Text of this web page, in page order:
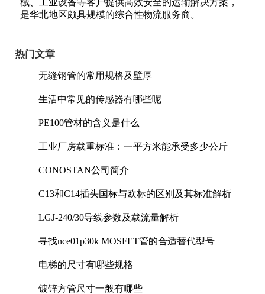
械、工业设备等客户提供高效安全的运输解决方案，
是华北地区颇具规模的综合性物流服务商。
热门文章
无缝钢管的常用规格及壁厚
生活中常见的传感器有哪些呢
PE100管材的含义是什么
工业厂房载重标准：一平方米能承受多少公斤
CONOSTAN公司简介
C13和C14插头国标与欧标的区别及其标准解析
LGJ-240/30导线参数及载流量解析
寻找nce01p30k MOSFET管的合适替代型号
电梯的尺寸有哪些规格
镀锌方管尺寸一般有哪些